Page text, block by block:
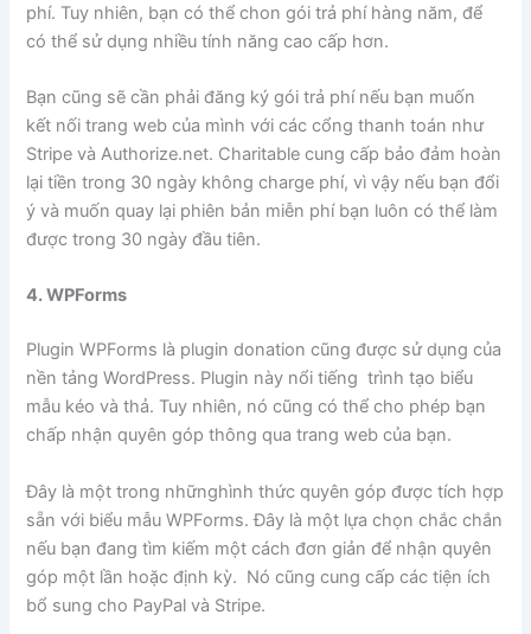
phí. Tuy nhiên, bạn có thể chon gói trả phí hàng năm, để
có thể sử dụng nhiều tính năng cao cấp hơn.
Bạn cũng sẽ cần phải đăng ký gói trả phí nếu bạn muốn
kết nối trang web của mình với các cổng thanh toán như
Stripe và Authorize.net. Charitable cung cấp bảo đảm hoàn
lại tiền trong 30 ngày không charge phí, vì vậy nếu bạn đổi
ý và muốn quay lại phiên bản miễn phí bạn luôn có thể làm
được trong 30 ngày đầu tiên.
4. WPForms
Plugin WPForms là plugin donation cũng được sử dụng của
nền tảng WordPress. Plugin này nổi tiếng trình tạo biểu
mẫu kéo và thả. Tuy nhiên, nó cũng có thể cho phép bạn
chấp nhận quyên góp thông qua trang web của bạn.
Đây là một trong nhữnghình thức quyên góp được tích hợp
sẵn với biểu mẫu WPForms. Đây là một lựa chọn chắc chắn
nếu bạn đang tìm kiếm một cách đơn giản để nhận quyên
góp một lần hoặc định kỳ. Nó cũng cung cấp các tiện ích
bổ sung cho PayPal và Stripe.